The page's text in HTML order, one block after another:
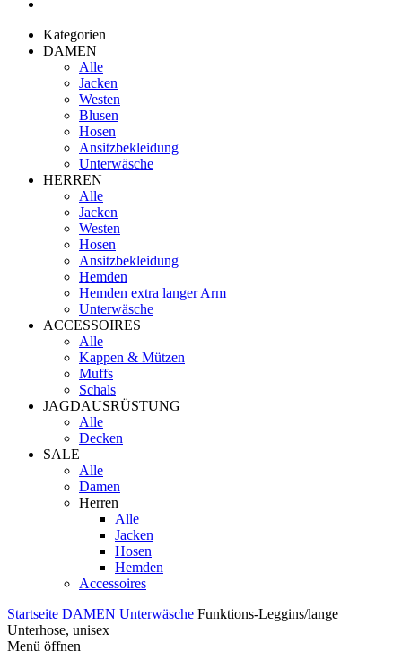
Kategorien
DAMEN
Alle
Jacken
Westen
Blusen
Hosen
Ansitzbekleidung
Unterwäsche
HERREN
Alle
Jacken
Westen
Hosen
Ansitzbekleidung
Hemden
Hemden extra langer Arm
Unterwäsche
ACCESSOIRES
Alle
Kappen & Mützen
Muffs
Schals
JAGDAUSRÜSTUNG
Alle
Decken
SALE
Alle
Damen
Herren
Alle
Jacken
Hosen
Hemden
Accessoires
Startseite DAMEN Unterwäsche Funktions-Leggins/lange
Unterhose, unisex
Menü öffnen